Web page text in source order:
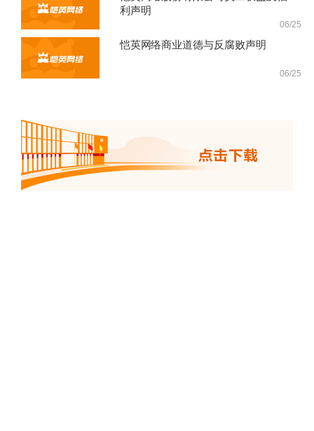
利声明
06/25
恺英网络商业道德与反腐败声明
06/25